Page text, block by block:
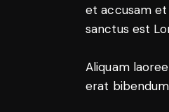
et accusam
sanctus est
Aliquam
erat